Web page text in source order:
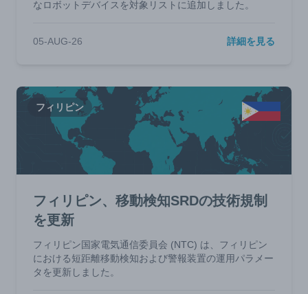
なロボットデバイスを対象リストに追加しました。
05-AUG-26 詳細を見る
フィリピン
フィリピン、移動検知SRDの技術規制
を更新
フィリピン国家電気通信委員会 (NTC) は、フィリピン
における短距離移動検知および警報装置の運用パラメー
タを更新しました。